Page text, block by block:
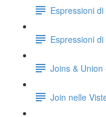
Espressioni
Espressioni
Joins & Union
Join nelle